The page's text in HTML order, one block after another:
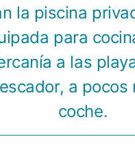
la piscina
para
a las
a pocos
coche.